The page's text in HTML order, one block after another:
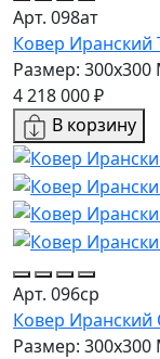
Арт. 098ат
Ковер Иранский
Размер: 300x300
4 218 000 ₽
В корзину
Арт. 096ср
Ковер Иранский
Размер: 300x300